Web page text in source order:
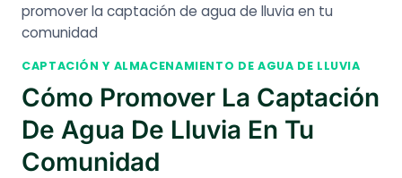
promover la captación de agua de lluvia en tu
comunidad
CAPTACIÓN Y ALMACENAMIENTO DE AGUA DE LLUVIA
Cómo Promover La Captación
De Agua De Lluvia En Tu
Comunidad